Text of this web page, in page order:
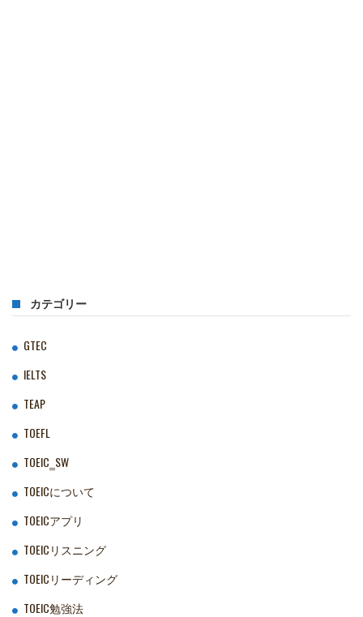
カテゴリー
GTEC
IELTS
TEAP
TOEFL
TOEIC‗SW
TOEICについて
TOEICアプリ
TOEICリスニング
TOEICリーディング
TOEIC勉強法